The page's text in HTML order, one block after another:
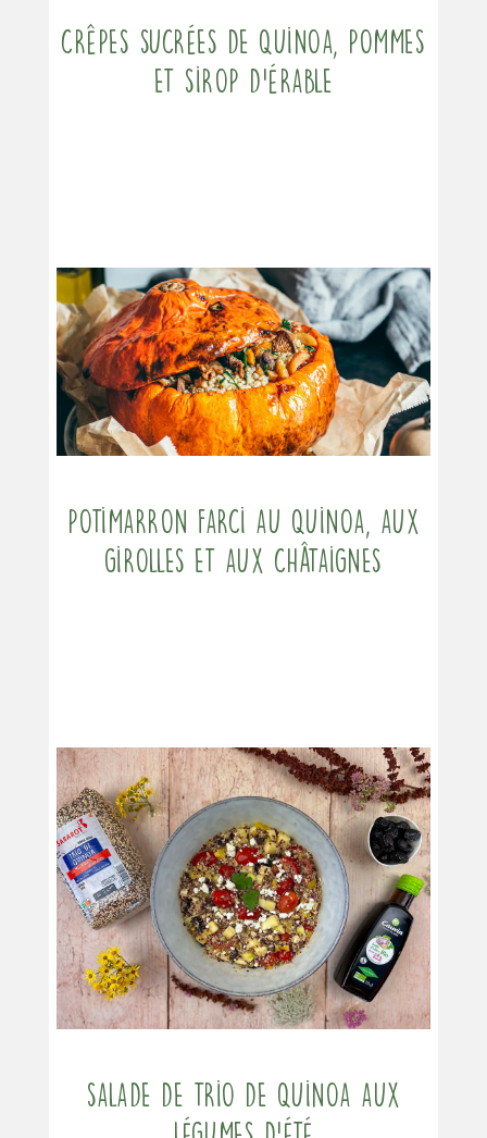
Crêpes sucrées de quinoa, pommes
et sirop d’érable
Potimarron farci au quinoa, aux
girolles et aux châtaignes
Salade de trio de quinoa aux